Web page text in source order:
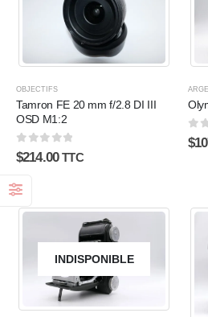
OBJECTIFS
Tamron FE 20 mm f/2.8 DI III
OSD M1:2
0sur 5
$214.00 TTC
0
$
INDISPONIBLE